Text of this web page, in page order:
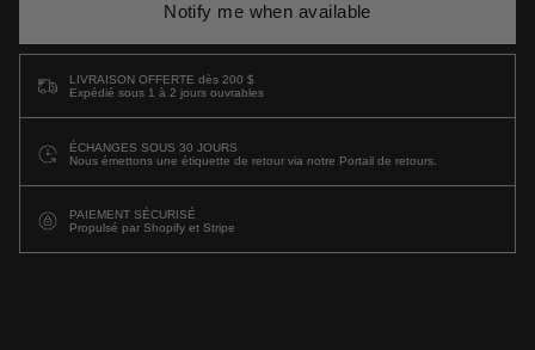
Notify me when available
LIVRAISON OFFERTE dès 200 $
Expédié sous 1 à 2 jours ouvrables
ÉCHANGES SOUS 30 JOURS
Nous émettons une étiquette de retour via notre Portail de retours.
PAIEMENT SÉCURISÉ
Propulsé par Shopify et Stripe